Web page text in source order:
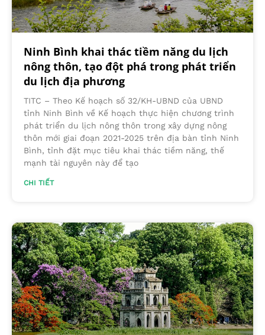
Ninh Bình khai thác tiềm năng du lịch
nông thôn, tạo đột phá trong phát triển
du lịch địa phương
TITC – Theo Kế hoạch số 32/KH-UBND của UBND
tỉnh Ninh Bình về Kế hoạch thực hiện chương trình
phát triển du lịch nông thôn trong xây dựng nông
thôn mới giai đoạn 2021-2025 trên địa bàn tỉnh Ninh
Bình, tỉnh đặt mục tiêu khai thác tiềm năng, thế
mạnh tài nguyên này để tạo
CHI TIẾT